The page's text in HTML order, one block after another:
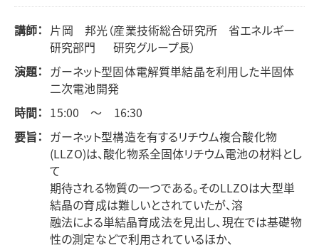
講師： 片岡 邦光（産業技術総合研究所 省エネルギー
研究部門 研究グループ長）
演題： ガーネット型固体電解質単結晶を利用した半固体
二次電池開発
時間： 15:00 ～ 16:30
要旨： ガーネット型構造を有するリチウム複合酸化物
(LLZO)は、酸化物系全固体リチウム電池の材料とし
て
期待される物質の一つである。そのLLZOは大型単
結晶の育成は難しいとされていたが、溶
融法による単結晶育成法を見出し、現在では基礎物
性の測定などで利用されているほか、